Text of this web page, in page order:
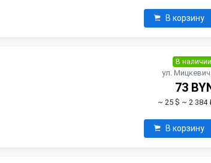
В корзину
В наличии
ул.
73
~ 25 $ ~ 2 384
В корзину